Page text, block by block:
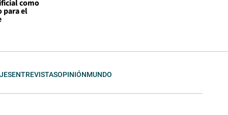
como
para el
ENTREVISTASOPINIÓNMUNDO